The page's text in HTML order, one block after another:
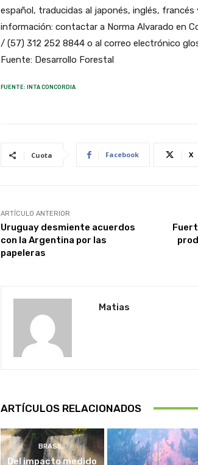
español, traducidas al japonés, inglés, francés
información: contactar a Norma Alvarado en
/ (57) 312 252 8844 o al correo electrónico
Fuente: Desarrollo Forestal
FUENTE: INTA CONCORDIA
Cuota Facebook X
ARTÍCULO ANTERIOR
Uruguay desmiente acuerdos
con la Argentina por las
papeleras
Matias
ARTÍCULOS RELACIONADOS
BRASIL
Del impacto medido